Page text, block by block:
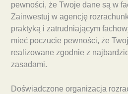
pewności, że Twoje dane są w
Zainwestuj w agencję
praktyką i zatrudniającym
mieć poczucie pewności, że
realizowane zgodnie z
zasadami.
Doświadczone organizacja